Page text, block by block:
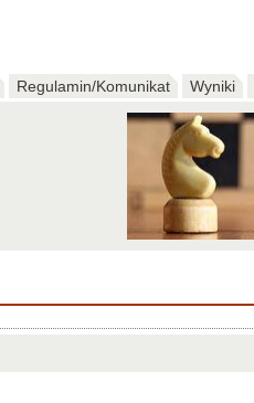
Regulamin/Komunikat Wyniki